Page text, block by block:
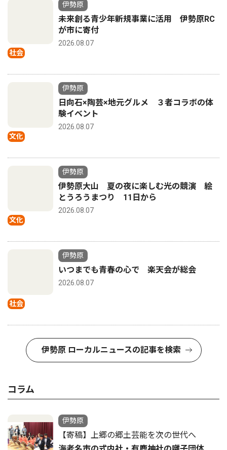
社会
伊勢原
未来創る青少年新規事業に活用 伊勢原RC
が市に寄付
2026.08.07
文化
伊勢原
日向石×陶芸×地元グルメ ３者コラボの体
験イベント
2026.08.07
文化
伊勢原
伊勢原大山 夏の夜に楽しむ光の競演 絵
とうろうまつり 11日から
2026.08.07
社会
伊勢原
いつまでも青春の心で 楽天会が総会
2026.08.07
伊勢原 ローカルニュースの記事を検索
コラム
伊勢原
【寄稿】上郷の郷土芸能を次の世代へ